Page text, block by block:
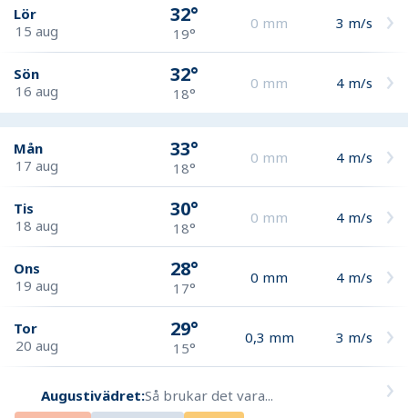
Lör
15 aug
32°
19°
0 mm 3 m/s
Sön
16 aug
32°
18°
0 mm 4 m/s
Mån
17 aug
33°
18°
0 mm 4 m/s
Tis
18 aug
30°
18°
0 mm 4 m/s
Ons
19 aug
28°
17°
0 mm 4 m/s
Tor
20 aug
29°
15°
0,3 mm 3 m/s
Augustivädret:Så brukar det vara...